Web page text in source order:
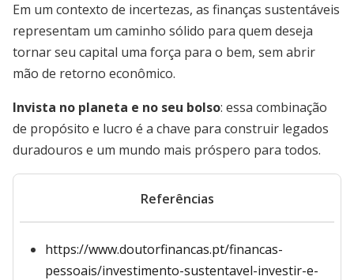
Em um contexto de incertezas, as finanças sustentáveis
representam um caminho sólido para quem deseja
tornar seu capital uma força para o bem, sem abrir
mão de retorno econômico.
Invista no planeta e no seu bolso: essa combinação
de propósito e lucro é a chave para construir legados
duradouros e um mundo mais próspero para todos.
Referências
https://www.doutorfinancas.pt/financas-
pessoais/investimento-sustentavel-investir-e-